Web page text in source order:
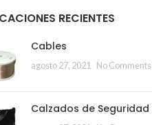
RECIENTES
Cables
agosto 27, 2021 No Comments
Calzados de Seguridad